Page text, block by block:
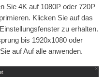
Sie 4K auf 1080P oder 720P
Klicken Sie auf das
zu erhalten.
bis 1920x1080 oder
auf Auf alle anwenden.